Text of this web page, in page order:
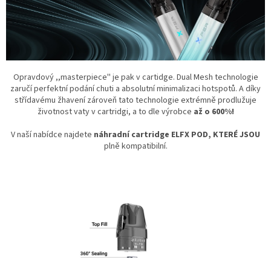
Opravdový ,,masterpiece'' je pak v cartidge. Dual Mesh technologie
zaručí perfektní podání chuti a absolutní minimalizaci hotspotů. A díky
střídavému žhavení zároveň tato technologie extrémně prodlužuje
životnost vaty v cartridgi, a to dle výrobce až o 600%!
V naší nabídce najdete náhradní cartridge ELFX POD, KTERÉ JSOU
plně kompatibilní.